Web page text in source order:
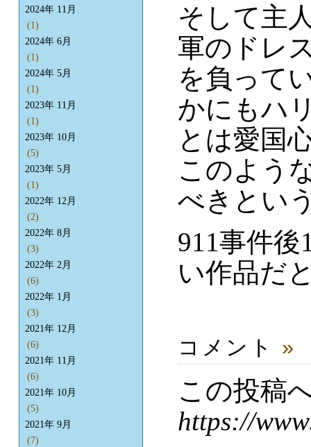
そして主
軍のドレ
を負って
かにもハ
とは愛国
このよう
べきとい
911事件
い作品だ
コメント »
この投稿
https://
2024年 11月
(1)
2024年 6月
(1)
2024年 5月
(1)
2023年 11月
(1)
2023年 10月
(5)
2023年 5月
(1)
2022年 12月
(2)
2022年 8月
(3)
2022年 2月
(6)
2022年 1月
(3)
2021年 12月
(6)
2021年 11月
(6)
2021年 10月
(5)
2021年 9月
(7)